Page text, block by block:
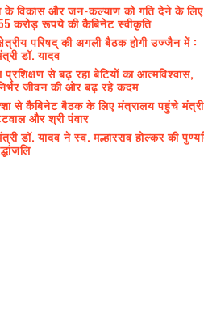
के विकास और जन-कल्याण को गति देने के लिए
करोड़ रूपये की कैबिनेट स्वीकृति
परिषद् की अगली बैठक होगी उज्जैन में :
डॉ. यादव
से बढ़ रहा बेटियों का आत्मविश्वास,
जीवन की ओर बढ़ रहे कदम
से कैबिनेट बैठक के लिए मंत्रालय पहुंचे मंत्री
और श्री पंवार
डॉ. यादव ने स्व. मल्हारराव होल्कर की